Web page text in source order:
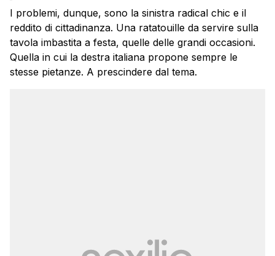
I problemi, dunque, sono la sinistra radical chic e il
reddito di cittadinanza. Una ratatouille da servire sulla
tavola imbastita a festa, quelle delle grandi occasioni.
Quella in cui la destra italiana propone sempre le
stesse pietanze. A prescindere dal tema.